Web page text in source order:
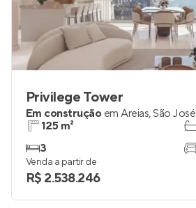
Privilege Tower
Em construção em Areias,São José
125 m²
3
Venda a partir de
R$ 2.538.246